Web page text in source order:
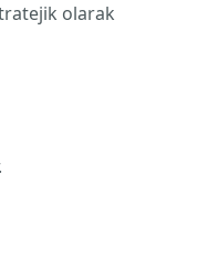
olarak